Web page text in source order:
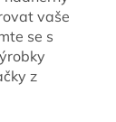
vaše
se s
z